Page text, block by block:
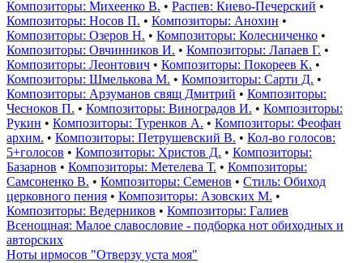
Композиторы: Михеенко В. • Распев: Киево-Печерский •
Композиторы: Носов П. • Композиторы: Анохин •
Композиторы: Озеров Н. • Композиторы: Колесниченко •
Композиторы: Овчинников И. • Композиторы: Лапаев Г. •
Композиторы: Леонтович • Композиторы: Покореев К. •
Композиторы: Шмелькова М. • Композиторы: Сарти Д. •
Композиторы: Арзуманов свящ Дмитрий • Композиторы:
Чесноков П. • Композиторы: Виноградов И. • Композиторы:
Рукин • Композиторы: Туренков А. • Композиторы: Феофан
архим. • Композиторы: Петрушевский В. • Кол-во голосов:
5+голосов • Композиторы: Христов Д. • Композиторы:
Базарнов • Композиторы: Метелева Т. • Композиторы:
Самсоненко В. • Композиторы: Семенов • Стиль: Обиход
церковного пения • Композиторы: Азовских М. •
Композиторы: Ведерников • Композиторы: Галиев
Всенощная: Малое славословие - подборка нот обиходных и
авторских
Ноты ирмосов "Отверзу уста моя"